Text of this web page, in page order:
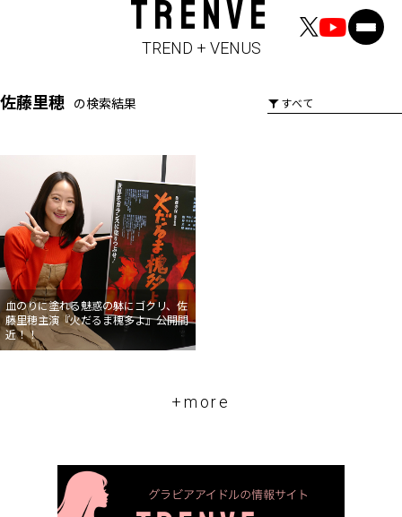
TRENVE
TREND + VENUS
佐藤里穂 の検索結果
血のりに塗れる魅惑の躰にゴクリ、佐
藤里穂主演『火だるま槐多よ』公開間
近！！
+more